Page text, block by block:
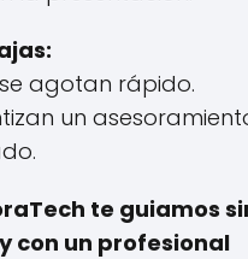
se agotan rápido.
un
te guiamos
con un profesional